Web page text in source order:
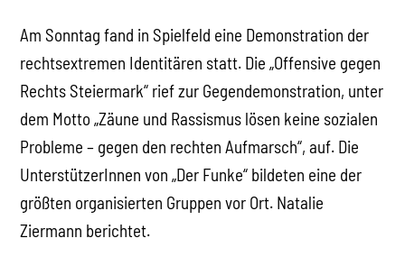
Am Sonntag fand in Spielfeld eine Demonstration der
rechtsextremen Identitären statt. Die „Offensive gegen
Rechts Steiermark“ rief zur Gegendemonstration, unter
dem Motto „Zäune und Rassismus lösen keine sozialen
Probleme – gegen den rechten Aufmarsch“, auf. Die
UnterstützerInnen von „Der Funke“ bildeten eine der
größten organisierten Gruppen vor Ort. Natalie
Ziermann berichtet.